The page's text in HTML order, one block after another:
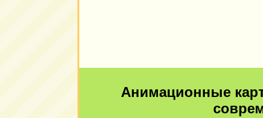
Анимационные